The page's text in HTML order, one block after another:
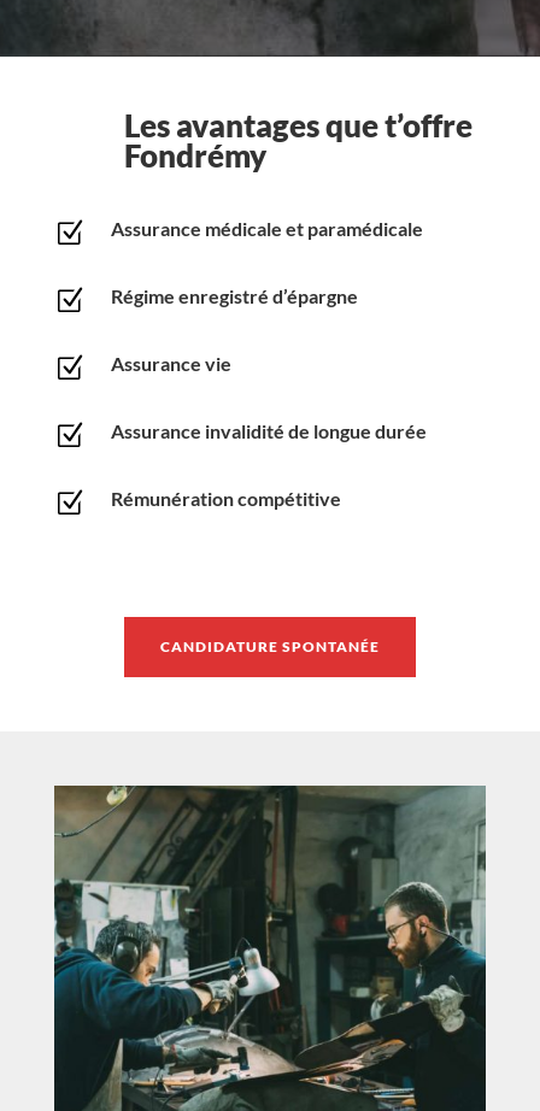
Les avantages que t’offre
Fondrémy
Z Assurance médicale et paramédicale
Z Régime enregistré d’épargne
Z Assurance vie
Z Assurance invalidité de longue durée
Z Rémunération compétitive
CANDIDATURE SPONTANÉE